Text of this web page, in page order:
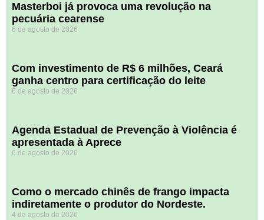
Masterboi já provoca uma revolução na
pecuária cearense
6 de agosto de 2026
Com investimento de R$ 6 milhões, Ceará
ganha centro para certificação do leite
6 de agosto de 2026
Agenda Estadual de Prevenção à Violência é
apresentada à Aprece
6 de agosto de 2026
​Como o mercado chinês de frango impacta
indiretamente o produtor do Nordeste.
4 de agosto de 2026